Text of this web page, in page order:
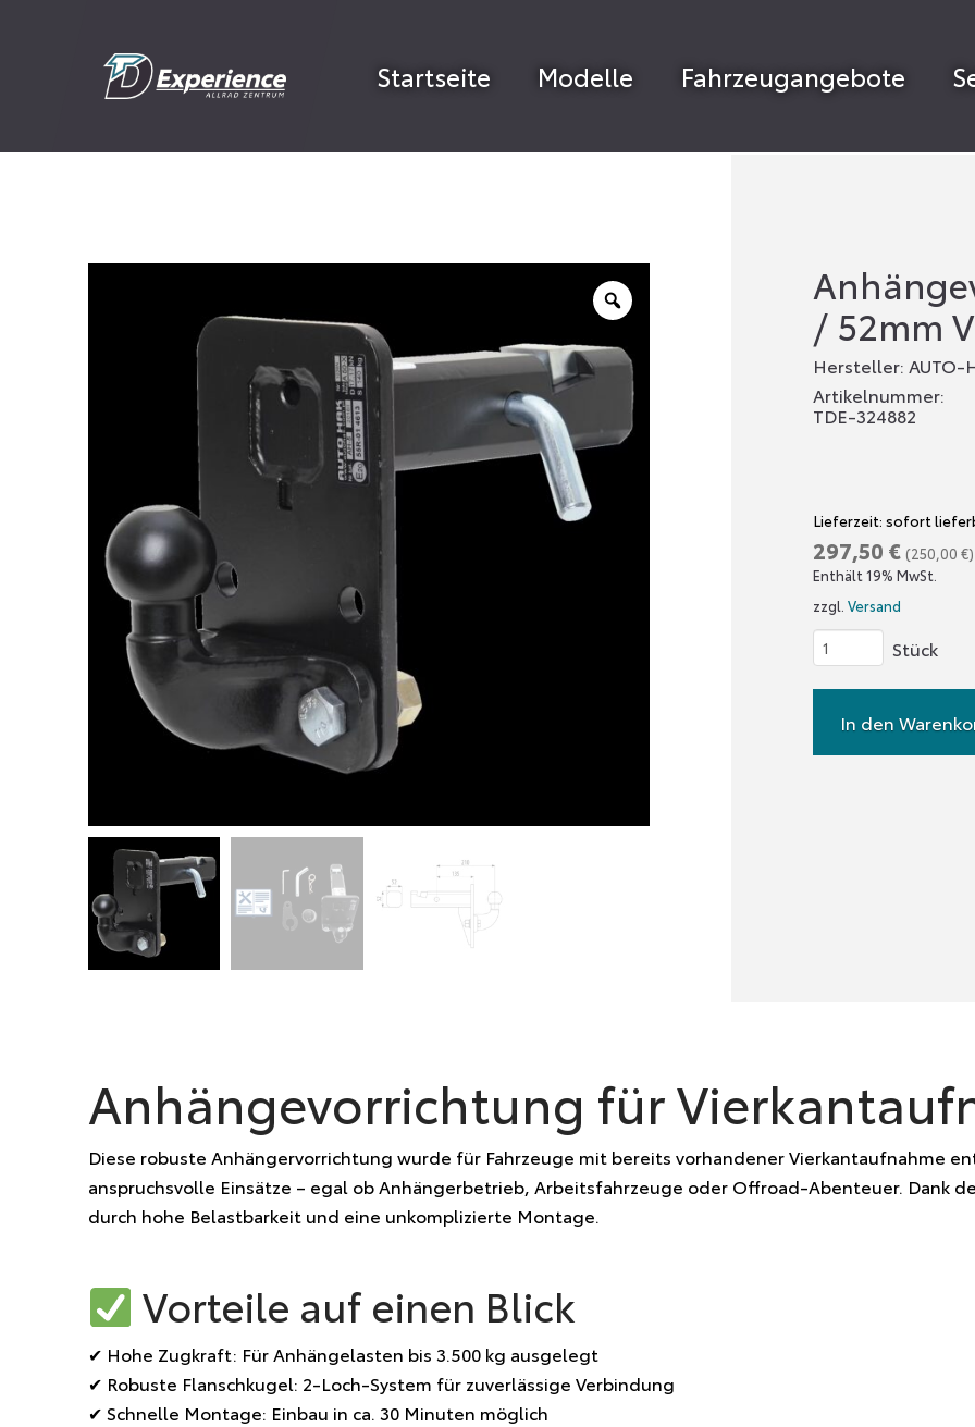
Startseite Modelle Fahrzeugangebote
/ 52mm
Hersteller: AUTO-
Artikelnummer:
TDE-324882
Lieferzeit: sofort
297,50 € (250,00 €)
Enthält 19% MwSt.
zzgl. Versand
Anhängevorrichtung
für
NAS
/
In den
Anhängevorrichtung für
Diese robuste Anhängervorrichtung wurde für Fahrzeuge mit bereits vorhandener Vierkantaufnahme
anspruchsvolle Einsätze – egal ob Anhängerbetrieb, Arbeitsfahrzeuge oder Offroad-Abenteuer. Dank
durch hohe Belastbarkeit und eine unkomplizierte Montage.
Vorteile auf einen Blick
✔ Hohe Zugkraft: Für Anhängelasten bis 3.500 kg ausgelegt
✔ Robuste Flanschkugel: 2-Loch-System für zuverlässige Verbindung
✔ Schnelle Montage: Einbau in ca. 30 Minuten möglich